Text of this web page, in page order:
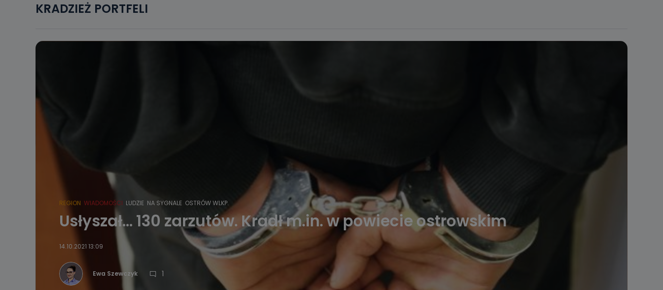
KRADZIEŻ PORTFELI
REGION WIADOMOŚCI LUDZIE NA SYGNALE OSTRÓW WLKP.
Usłyszał… 130 zarzutów. Kradł m.in. w powiecie ostrowskim
14.10.2021 13:09
Ewa Szewczyk 1